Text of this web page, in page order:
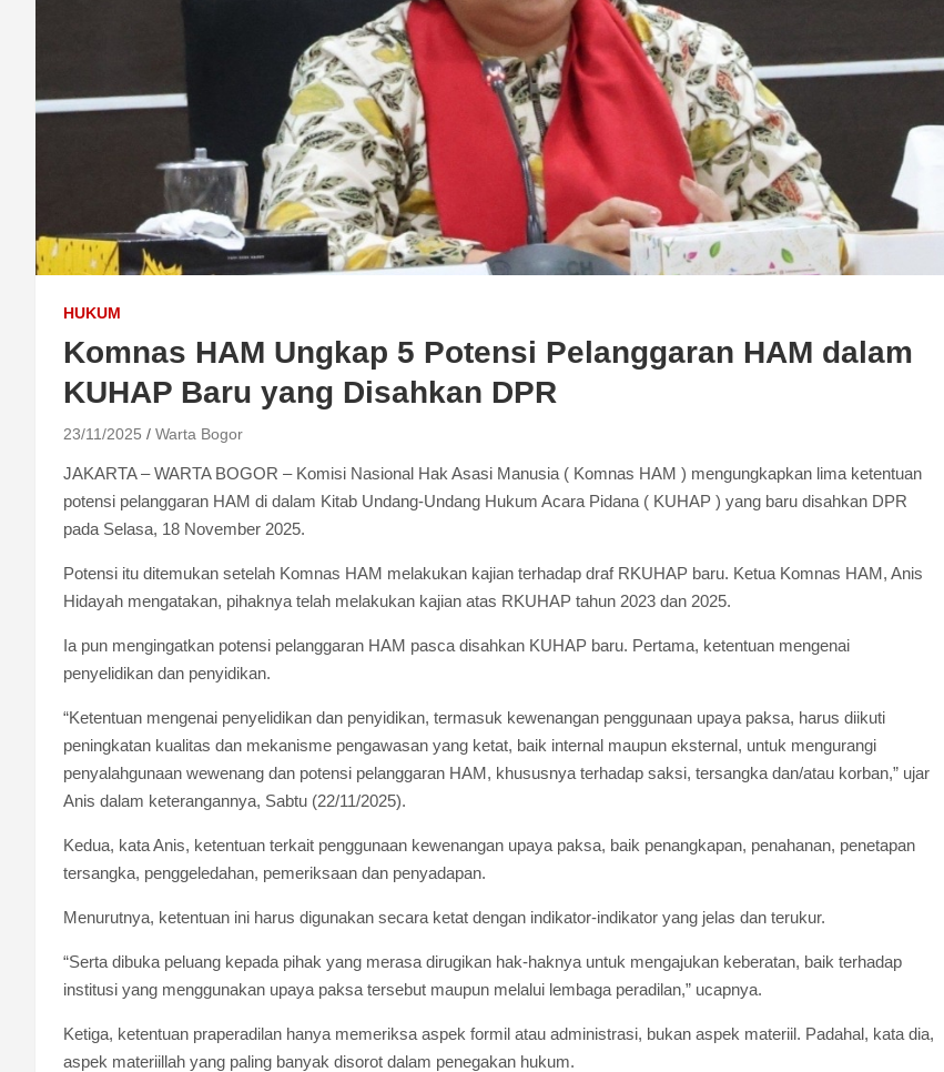
HUKUM
Komnas HAM Ungkap 5 Potensi Pelanggaran HAM dalam
KUHAP Baru yang Disahkan DPR
23/11/2025 Warta Bogor
JAKARTA – WARTA BOGOR – Komisi Nasional Hak Asasi Manusia ( Komnas HAM ) mengungkapkan lima ketentuan
potensi pelanggaran HAM di dalam Kitab Undang-Undang Hukum Acara Pidana ( KUHAP ) yang baru disahkan DPR
pada Selasa, 18 November 2025.
Potensi itu ditemukan setelah Komnas HAM melakukan kajian terhadap draf RKUHAP baru. Ketua Komnas HAM, Anis
Hidayah mengatakan, pihaknya telah melakukan kajian atas RKUHAP tahun 2023 dan 2025.
Ia pun mengingatkan potensi pelanggaran HAM pasca disahkan KUHAP baru. Pertama, ketentuan mengenai
penyelidikan dan penyidikan.
“Ketentuan mengenai penyelidikan dan penyidikan, termasuk kewenangan penggunaan upaya paksa, harus diikuti
peningkatan kualitas dan mekanisme pengawasan yang ketat, baik internal maupun eksternal, untuk mengurangi
penyalahgunaan wewenang dan potensi pelanggaran HAM, khususnya terhadap saksi, tersangka dan/atau korban,” ujar
Anis dalam keterangannya, Sabtu (22/11/2025).
Kedua, kata Anis, ketentuan terkait penggunaan kewenangan upaya paksa, baik penangkapan, penahanan, penetapan
tersangka, penggeledahan, pemeriksaan dan penyadapan.
Menurutnya, ketentuan ini harus digunakan secara ketat dengan indikator-indikator yang jelas dan terukur.
“Serta dibuka peluang kepada pihak yang merasa dirugikan hak-haknya untuk mengajukan keberatan, baik terhadap
institusi yang menggunakan upaya paksa tersebut maupun melalui lembaga peradilan,” ucapnya.
Ketiga, ketentuan praperadilan hanya memeriksa aspek formil atau administrasi, bukan aspek materiil. Padahal, kata dia,
aspek materiillah yang paling banyak disorot dalam penegakan hukum.